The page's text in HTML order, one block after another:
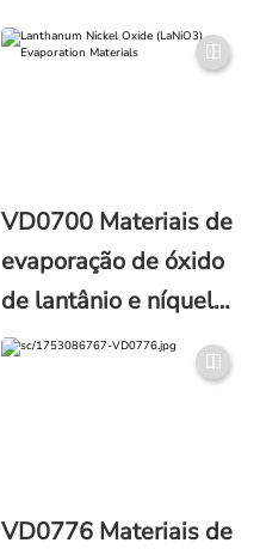
VD0700 Materiais de
evaporação de óxido
de lantânio e níquel
(LaNiO3)
VD0776 Materiais de